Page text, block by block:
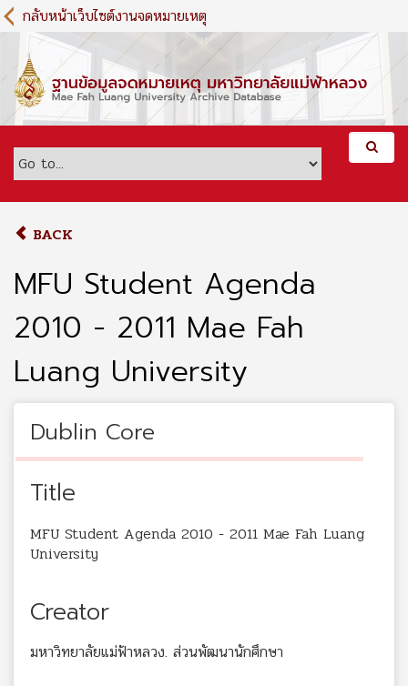
S
k
m
c
กลับหน้าเว็บไซต์งานจดหมายเหตุ
BACK
MFU Student Agenda
2010 - 2011 Mae Fah
Luang University
Dublin Core
Title
MFU Student Agenda 2010 - 2011 Mae Fah Luang
University
Creator
มหาวิทยาลัยแม่ฟ้าหลวง. ส่วนพัฒนานักศึกษา